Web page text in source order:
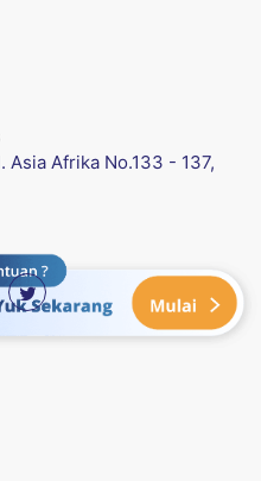
Asia Afrika No.133 - 137,